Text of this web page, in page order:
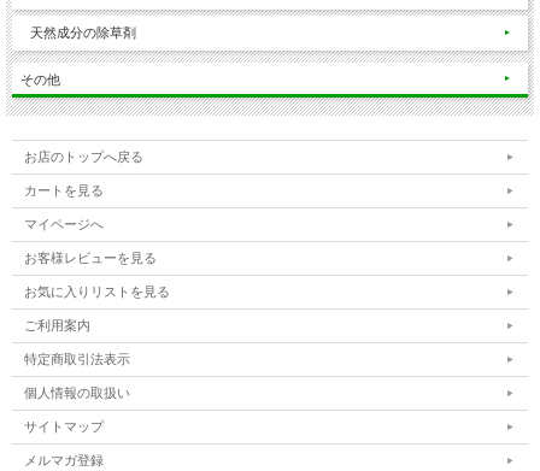
天然成分の除草剤
その他
お店のトップへ戻る
カートを見る
マイページへ
お客様レビューを見る
お気に入りリストを見る
ご利用案内
特定商取引法表示
個人情報の取扱い
サイトマップ
メルマガ登録